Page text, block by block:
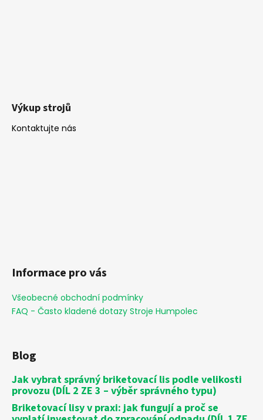
Výkup strojů
Kontaktujte nás
Informace pro vás
Všeobecné obchodní podmínky
FAQ - Často kladené dotazy Stroje Humpolec
Blog
Jak vybrat správný briketovací lis podle velikosti
provozu (DÍL 2 ZE 3 – výběr správného typu)
Briketovací lisy v praxi: jak fungují a proč se